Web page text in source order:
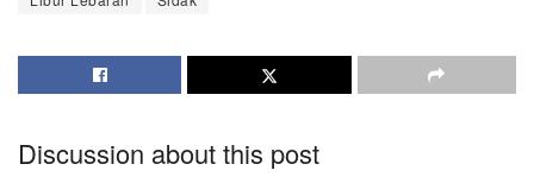
Discussion about this post